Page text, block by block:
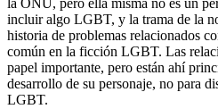
la ONU, pero ella misma no es un
incluir algo LGBT, y la trama de la
historia de problemas relacionados
común en la ficción LGBT. Las
papel importante, pero están ahí
desarrollo de su personaje, no para
LGBT.